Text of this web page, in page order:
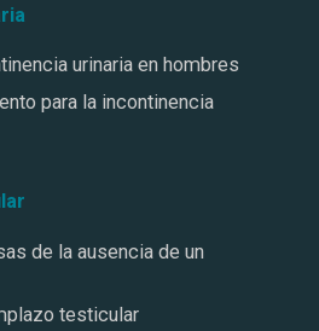
urinaria en hombres
para la incontinencia
de la ausencia de un
testicular